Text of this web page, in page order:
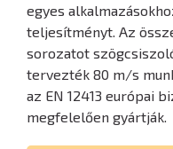
egyes
teljesítményt. Az
sorozatot
tervezték 80 m/s
az EN 12413 európai
megfelelően gyártják.